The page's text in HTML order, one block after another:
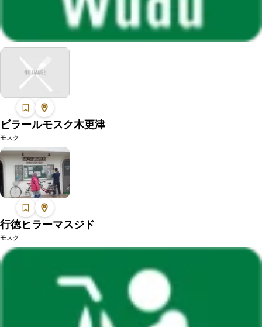
ビラールモスク木更津
モスク
行徳ヒラーマスジド
モスク